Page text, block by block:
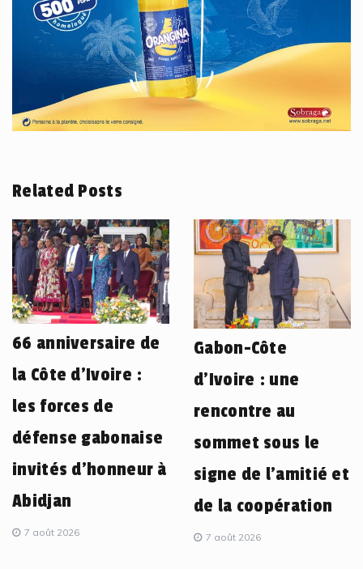
Related Posts
66 anniversaire de
la Côte d’Ivoire :
les forces de
défense gabonaise
invités d’honneur à
Abidjan
7 août 2026
Gabon-Côte
d’Ivoire : une
rencontre au
sommet sous le
signe de l’amitié et
de la coopération
7 août 2026